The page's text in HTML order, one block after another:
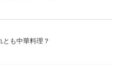
とも中華料理？